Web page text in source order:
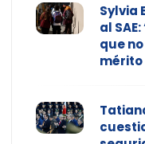
Sylvia
al
que
mérito